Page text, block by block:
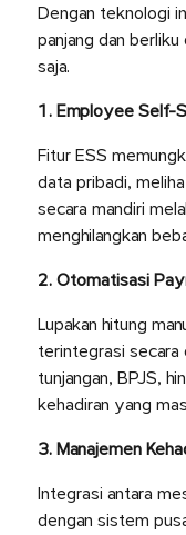
Dengan teknologi
panjang dan
saja.
1. Employee Self-
Fitur ESS
data pribadi,
secara mandiri
menghilangkan
2. Otomatisasi
Lupakan hitung
terintegrasi
tunjangan, BPJS,
kehadiran yang
3. Manajemen
Integrasi antara
dengan sistem